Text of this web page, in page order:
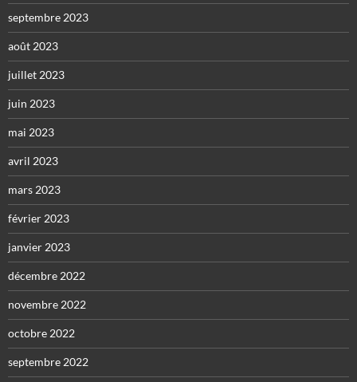
septembre 2023
août 2023
juillet 2023
juin 2023
mai 2023
avril 2023
mars 2023
février 2023
janvier 2023
décembre 2022
novembre 2022
octobre 2022
septembre 2022